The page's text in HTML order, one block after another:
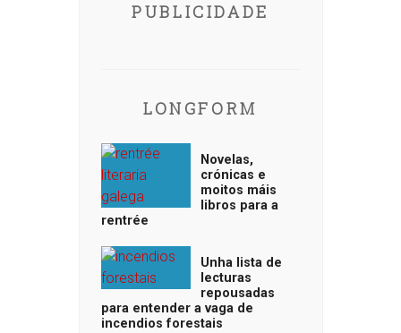
PUBLICIDADE
LONGFORM
Novelas,
crónicas e
moitos máis
libros para a
rentrée
Unha lista de
lecturas
repousadas
para entender a vaga de
incendios forestais